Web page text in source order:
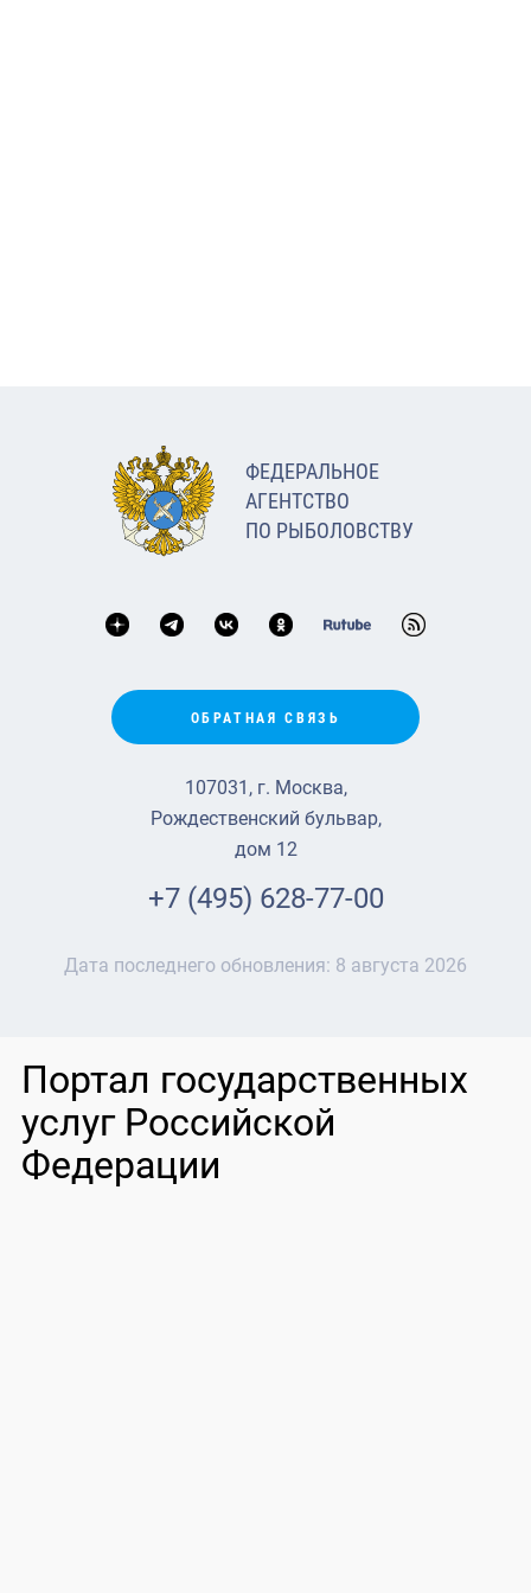
ФЕДЕРАЛЬНОЕ
АГЕНТСТВО
ПО РЫБОЛОВСТВУ
ОБРАТНАЯ СВЯЗЬ
107031, г. Москва,
Рождественский бульвар,
дом 12
+7 (495) 628-77-00
Дата последнего обновления: 8 августа 2026
Портал государственных
услуг Российской
Федерации